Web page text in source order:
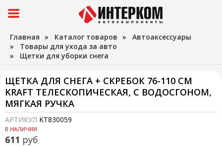
Главная » Каталог товаров » Автоаксессуары
» Товары для ухода за авто
» Щетки для уборки снега
ЩЕТКА ДЛЯ СНЕГА + СКРЕБОК 76-110 СМ
KRAFT ТЕЛЕСКОПИЧЕСКАЯ, С ВОДОСГОНОМ,
МЯГКАЯ РУЧКА
АРТИКУЛ KT830059
В НАЛИЧИИ
611 руб